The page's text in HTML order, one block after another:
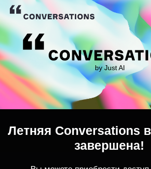
by Just AI
трансляции и файлам презентаций обоих дней (25
После оплаты на указанную Вами почту придет
записей трансляции возможен только с одного
Летняя Conversations в СПб 2026
завершена!